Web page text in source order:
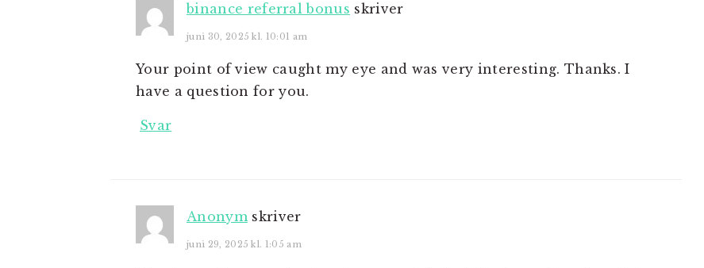
binance referral bonus skriver
juni 30, 2025 kl. 10:01 am
Your point of view caught my eye and was very interesting. Thanks. I
have a question for you.
Svar
Anonym skriver
juni 29, 2025 kl. 1:05 am